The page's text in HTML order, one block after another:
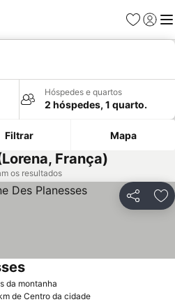
Favoritos
Iniciar
Hóspedes e quartos
2 hóspedes, 1 quarto.
Filtrar Mapa
França)
os resultados
Partilhar
da montanha
de Centro da cidade